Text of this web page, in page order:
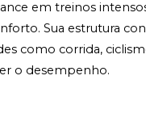
em treinos
Sua estrutura
como corrida,
o desempenho.